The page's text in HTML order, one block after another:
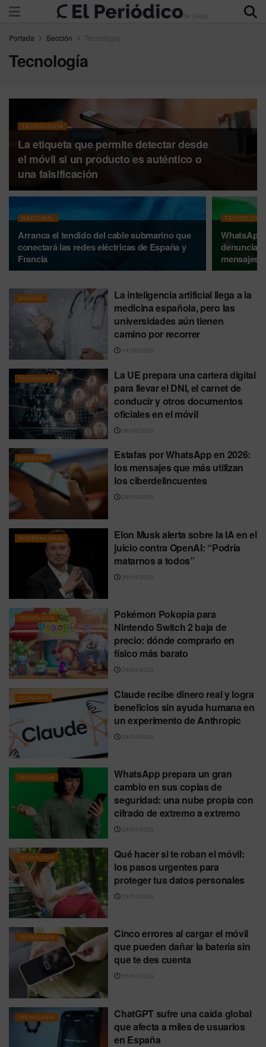
Portada Sección Tecnología
Tecnología
TECNOLOGÍA
La etiqueta que permite detectar desde
el móvil si un producto es auténtico o
una falsificación
NACIONAL
Arranca el tendido del cable submarino que
conectará las redes eléctricas de España y
Francia
WhatsApp
denuncian
mensajes
SANIDAD
La inteligencia artificial llega a la
medicina española, pero las
universidades aún tienen
camino por recorrer
14/06/2026
TECNOLOGÍA
La UE prepara una cartera digital
para llevar el DNI, el carnet de
conducir y otros documentos
oficiales en el móvil
06/06/2026
SOCIEDAD
Estafas por WhatsApp en 2026:
los mensajes que más utilizan
los ciberdelincuentes
29/05/2026
INTERNACIONAL
Elon Musk alerta sobre la IA en el
juicio contra OpenAI: “Podría
matarnos a todos”
30/04/2026
TECNOLOGÍA
Pokémon Pokopia para
Nintendo Switch 2 baja de
precio: dónde comprarlo en
físico más barato
29/04/2026
ECONOMÍA
Claude recibe dinero real y logra
beneficios sin ayuda humana en
un experimento de Anthropic
28/04/2026
TECNOLOGÍA
WhatsApp prepara un gran
cambio en sus copias de
seguridad: una nube propia con
cifrado de extremo a extremo
28/04/2026
TECNOLOGÍA
Qué hacer si te roban el móvil:
los pasos urgentes para
proteger tus datos personales
25/04/2026
TECNOLOGÍA
Cinco errores al cargar el móvil
que pueden dañar la batería sin
que te des cuenta
25/04/2026
TECNOLOGÍA
ChatGPT sufre una caída global
que afecta a miles de usuarios
en España